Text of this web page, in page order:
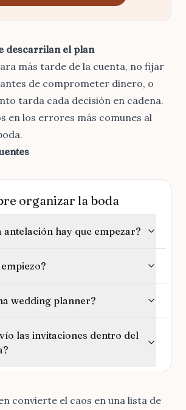
descarrilan el plan
más tarde de la cuenta, no fijar
de comprometer dinero, o
tarda cada decisión en cadena.
en los errores más comunes al
.
organizar la boda
antelación hay que empezar?
wedding planner?
las invitaciones dentro del
convierte el caos en una lista de